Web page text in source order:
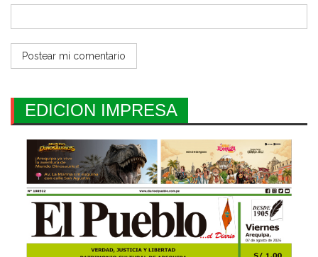
EDICION IMPRESA